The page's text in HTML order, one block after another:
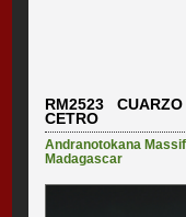
RM2523 CUARZO
CETRO
Andranotokana Massif
Madagascar